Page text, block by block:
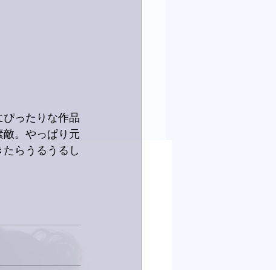
ったりな作品
。やっぱり元
らうるうるし